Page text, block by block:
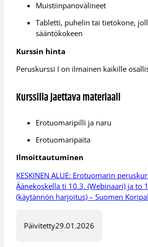
Muistiinpanovälineet
Tabletti, puhelin tai tietokone,
sääntökokeen
Kurssin hinta
Peruskurssi I on ilmainen kaikille
Kurssilla jaettava materiaali
Erotuomaripilli ja naru
Erotuomaripaita
Ilmoittautuminen
KESKINEN ALUE: Erotuomarin
Äänekoskella ti 10.3. (Webinaari) ja to
(käytännön harjoitus) – Suomen
Päivitetty29.01.2026